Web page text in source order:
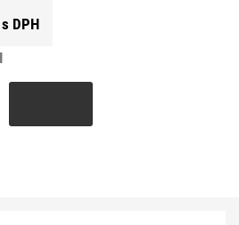
s DPH